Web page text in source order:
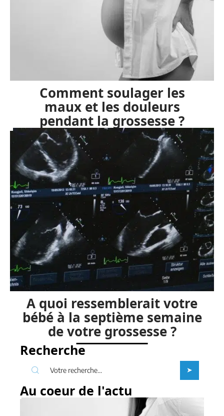
Comment soulager les
maux et les douleurs
pendant la grossesse ?
A quoi ressemblerait votre
bébé à la septième semaine
de votre grossesse ?
Recherche
Au coeur de l'actu